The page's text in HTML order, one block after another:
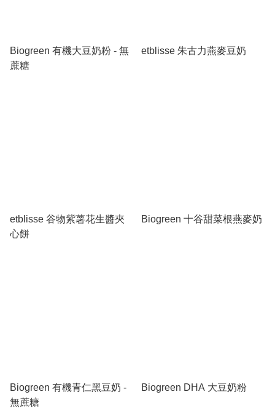
Biogreen 有機大豆奶粉 - 無
蔗糖
etblisse 朱古力燕麥豆奶
etblisse 谷物紫薯花生醬夾
心餅
Biogreen 十谷甜菜根燕麥奶
Biogreen 有機青仁黑豆奶 -
無蔗糖
Biogreen DHA 大豆奶粉